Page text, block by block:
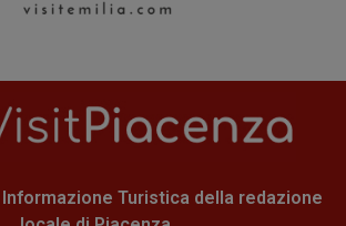
Turistica della redazione